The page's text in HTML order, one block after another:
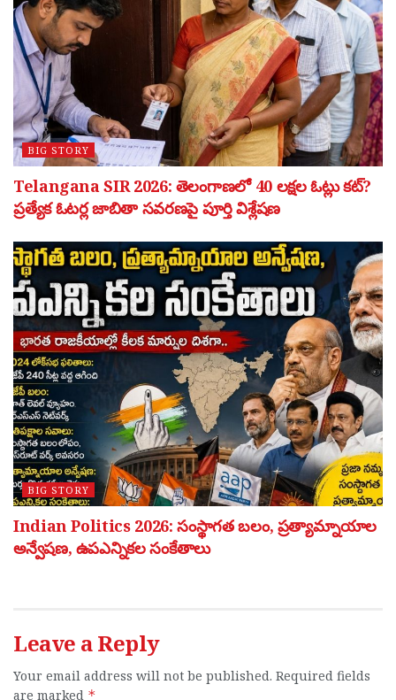
BIG STORY
Telangana SIR 2026: తెలంగాణలో 40 లక్షల ఓట్లు కట్?
ప్రత్యేక ఓటర్ల జాబితా సవరణపై పూర్తి విశ్లేషణ
BIG STORY
Indian Politics 2026: సంస్థాగత బలం, ప్రత్యామ్నాయాల
అన్వేషణ, ఉపఎన్నికల సంకేతాలు
Leave a Reply
Your email address will not be published. Required fields
are marked *